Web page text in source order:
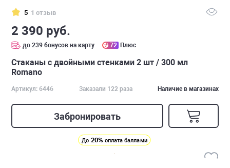
5 1 отзыв
2 390 руб.
до 239 бонусов на карту 72 Плюс
Стаканы с двойными стенками 2 шт / 300 мл
Romano
Артикул: 6446 Заказали 122 раза Наличие в магазинах
Забронировать
До 20% оплата баллами